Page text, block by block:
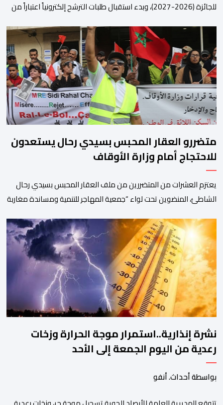
للجائزة (2026-2027)، وبدء استقبال طلبات الترشح إلكترونياً اعتباراً من
أهمية خاصة لتزامنها مع مرور عشرين عاماً على انطلاق الجائزة،
وتشهد للمرة الأولى استحداث فئة “الابتكار والذكاء الاصطناعي في
التعليم”، إلى جانب طرح 10 مجالات […]
متضررو العقار المحبس بسيدي رحال يستعدون
للاحتجاج أمام وزارة الأوقاف
يعتزم العشرات من المتضررين من ملف العقار المحبس بسيدي رحال
الشاطئ، المنضوين تحت لواء “جمعية المهاجر للتنمية ومساندة مغاربة
أمام الملحقة الإدارية لوزارة الأوقاف والشؤون الإسلامية بحي حسان
بالرباط، وذلك للمطالبة بتسوية هذا الملف الذي ظل عالقا لسنوات
طويلة وأثار استياء واسعا في صفوف أبناء […]
نشرة إنذارية..استمرار موجة الحرارة وزخات
رعدية من اليوم الجمعة إلى الأحد
بواسطة أحداث. أنفو